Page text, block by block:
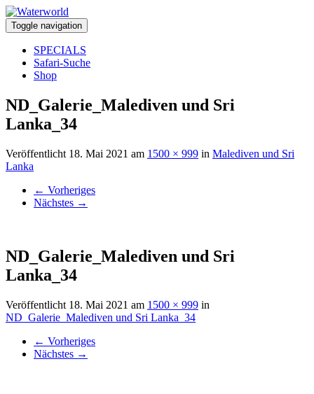
Toggle navigation
SPECIALS
Safari-Suche
Shop
ND_Galerie_Malediven und Sri
Lanka_34
Veröffentlicht 18. Mai 2021 am 1500 × 999 in Malediven und Sri
Lanka
← Vorheriges
Nächstes →
ND_Galerie_Malediven und Sri
Lanka_34
Veröffentlicht 18. Mai 2021 am 1500 × 999 in
ND_Galerie_Malediven und Sri Lanka_34
← Vorheriges
Nächstes →